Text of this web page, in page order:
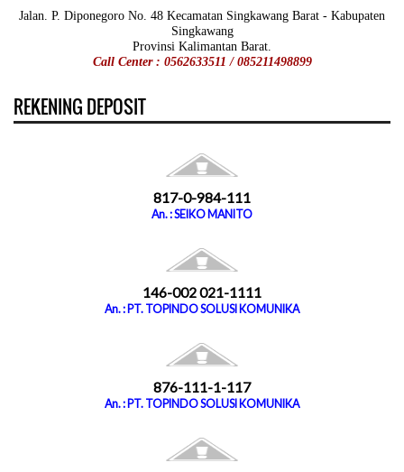
Jalan. P. Diponegoro No. 48 Kecamatan Singkawang Barat - Kabupaten
Singkawang
Provinsi Kalimantan Barat.
Call Center : 0562633511 / 085211498899
REKENING DEPOSIT
817-0-984-111
An. : SEIKO MANITO
146-002 021-1111
An. : PT. TOPINDO SOLUSI KOMUNIKA
876-111-1-117
An. : PT. TOPINDO SOLUSI KOMUNIKA